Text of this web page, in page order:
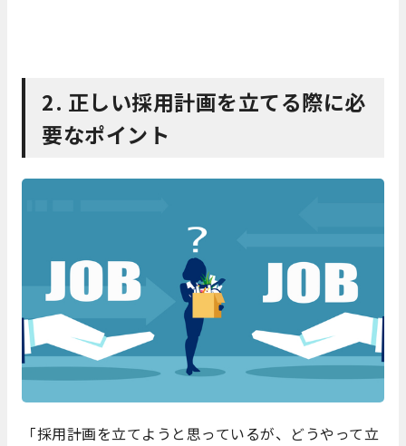
2. 正しい採用計画を立てる際に必
要なポイント
「採用計画を立てようと思っているが、どうやって立